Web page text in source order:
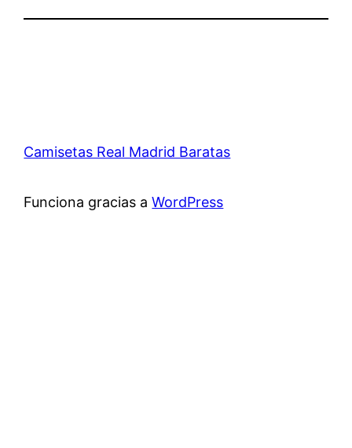
Camisetas Real Madrid Baratas
Funciona gracias aWordPress